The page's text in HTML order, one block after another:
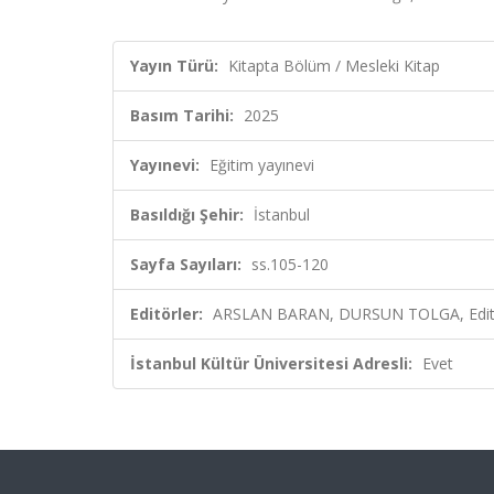
Yayın Türü: Kitapta Bölüm / Mesleki Kitap
Basım Tarihi: 2025
Yayınevi: Eğitim yayınevi
Basıldığı Şehir: İstanbul
Sayfa Sayıları: ss.105-120
Editörler: ARSLAN BARAN, DURSUN TOLGA,
İstanbul Kültür Üniversitesi Adresli: Evet